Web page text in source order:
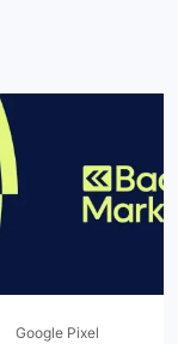
Google Pixel